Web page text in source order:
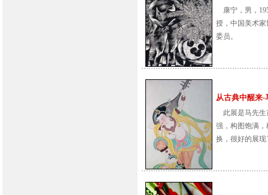
康宁，男，
授，中国美术
委员。
从古典中醒来-
此展是马先生
强，构图饱满
换，很好的展